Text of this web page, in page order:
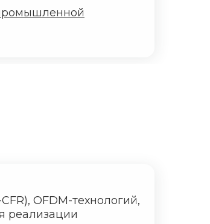
OFDM-технологий,
реализации